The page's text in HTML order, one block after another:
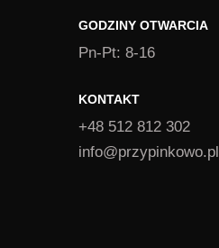
GODZINY OTWARCIA
Pn-Pt: 8-16
KONTAKT
+48 512 812 302
info@przypinkowo.pl